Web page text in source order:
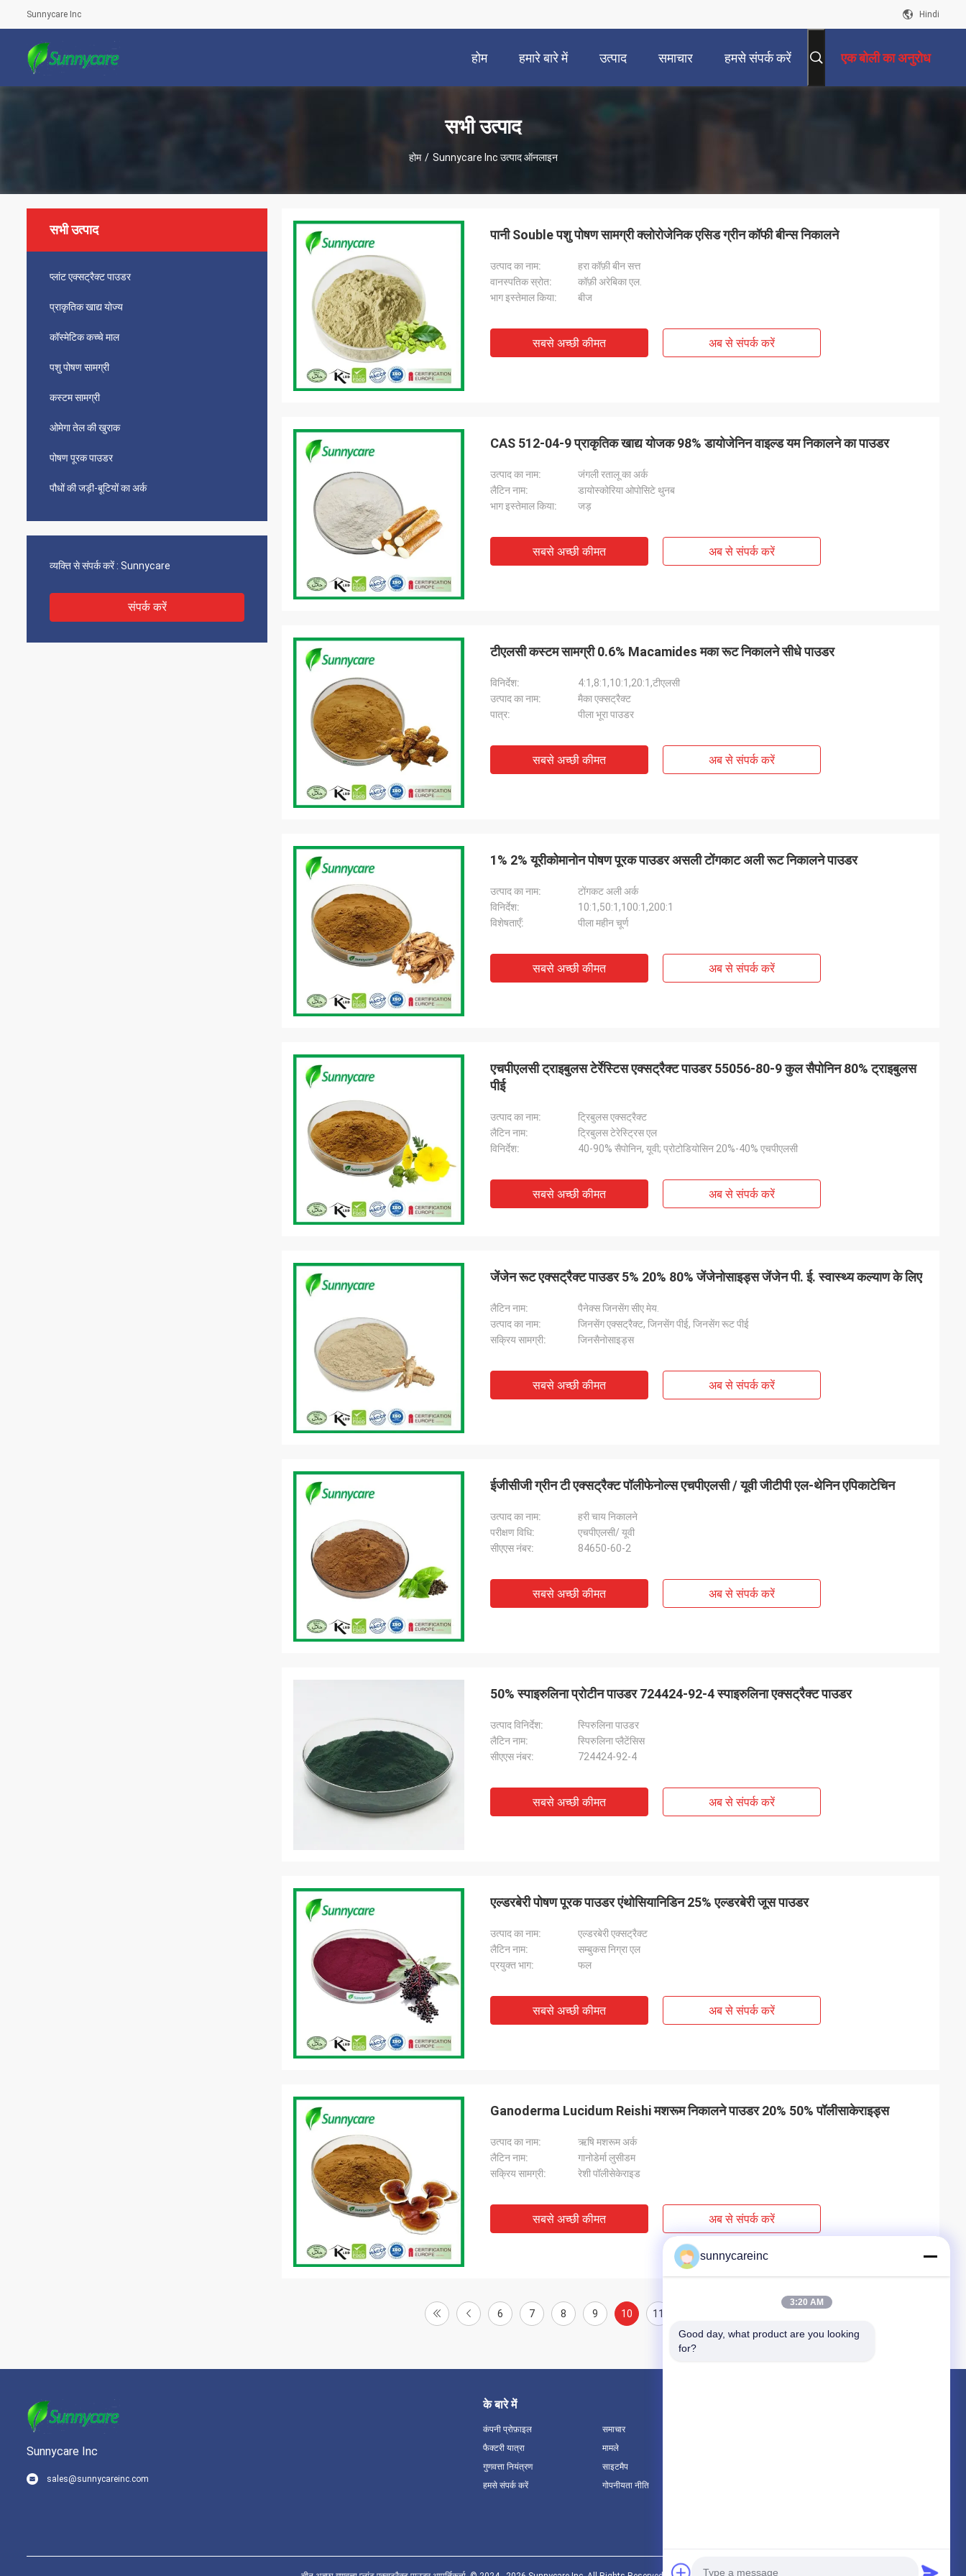
Sunnycare Inc Hindi
होम हमारे बारे में उत्पाद समाचार हमसे संपर्क करें एक बोली का अनुरोध
सभी उत्पाद
होम / Sunnycare Inc उत्पाद ऑनलाइन
सभी उत्पाद
प्लांट एक्सट्रैक्ट पाउडर
प्राकृतिक खाद्य योज्य
कॉस्मेटिक कच्चे माल
पशु पोषण सामग्री
कस्टम सामग्री
ओमेगा तेल की खुराक
पोषण पूरक पाउडर
पौधों की जड़ी-बूटियों का अर्क
व्यक्ति से संपर्क करें : Sunnycare
संपर्क करें
पानी Souble पशु पोषण सामग्री क्लोरोजेनिक एसिड ग्रीन कॉफी बीन्स निकालने
उत्पाद का नाम:
हरा कॉफ़ी बीन सत्त
वानस्पतिक स्रोत:
कॉफ़ी अरेबिका एल.
भाग इस्तेमाल किया:
बीज
सबसे अच्छी कीमत अब से संपर्क करें
CAS 512-04-9 प्राकृतिक खाद्य योजक 98% डायोजेनिन वाइल्ड यम निकालने का पाउडर
उत्पाद का नाम:
जंगली रतालू का अर्क
लैटिन नाम:
डायोस्कोरिया ओपोसिटे थुनब
भाग इस्तेमाल किया:
जड़
सबसे अच्छी कीमत अब से संपर्क करें
टीएलसी कस्टम सामग्री 0.6% Macamides मका रूट निकालने सीधे पाउडर
विनिर्देश:
4:1,8:1,10:1,20:1,टीएलसी
उत्पाद का नाम:
मैका एक्सट्रैक्ट
पात्र:
पीला भूरा पाउडर
सबसे अच्छी कीमत अब से संपर्क करें
1% 2% यूरीकोमानोन पोषण पूरक पाउडर असली टोंगकाट अली रूट निकालने पाउडर
उत्पाद का नाम:
टोंगकट अली अर्क
विनिर्देश:
10:1,50:1,100:1,200:1
विशेषताएँ:
पीला महीन चूर्ण
सबसे अच्छी कीमत अब से संपर्क करें
एचपीएलसी ट्राइबुलस टेर्रेस्टिस एक्सट्रैक्ट पाउडर 55056-80-9 कुल सैपोनिन 80% ट्राइबुलस
पीई
उत्पाद का नाम:
ट्रिबुलस एक्सट्रैक्ट
लैटिन नाम:
ट्रिबुलस टेरेस्ट्रिस एल
विनिर्देश:
40-90% सैपोनिन, यूवी; प्रोटोडियोसिन 20%-40% एचपीएलसी
सबसे अच्छी कीमत अब से संपर्क करें
जेंजेन रूट एक्सट्रैक्ट पाउडर 5% 20% 80% जेंजेनोसाइड्स जेंजेन पी. ई. स्वास्थ्य कल्याण के लिए
लैटिन नाम:
पैनेक्स जिनसेंग सीए मेय.
उत्पाद का नाम:
जिनसेंग एक्सट्रैक्ट, जिनसेंग पीई, जिनसेंग रूट पीई
सक्रिय सामग्री:
जिनसैनोसाइड्स
सबसे अच्छी कीमत अब से संपर्क करें
ईजीसीजी ग्रीन टी एक्सट्रैक्ट पॉलीफेनोल्स एचपीएलसी / यूवी जीटीपी एल-थेनिन एपिकाटेचिन
उत्पाद का नाम:
हरी चाय निकालने
परीक्षण विधि:
एचपीएलसी/ यूवी
सीएएस नंबर:
84650-60-2
सबसे अच्छी कीमत अब से संपर्क करें
50% स्पाइरुलिना प्रोटीन पाउडर 724424-92-4 स्पाइरुलिना एक्सट्रैक्ट पाउडर
उत्पाद विनिर्देश:
स्पिरुलिना पाउडर
लैटिन नाम:
स्पिरुलिना प्लैटेंसिस
सीएएस नंबर:
724424-92-4
सबसे अच्छी कीमत अब से संपर्क करें
एल्डरबेरी पोषण पूरक पाउडर एंथोसियानिडिन 25% एल्डरबेरी जूस पाउडर
उत्पाद का नाम:
एल्डरबेरी एक्सट्रैक्ट
लैटिन नाम:
सम्बुकस निग्रा एल
प्रयुक्त भाग:
फल
सबसे अच्छी कीमत अब से संपर्क करें
Ganoderma Lucidum Reishi मशरूम निकालने पाउडर 20% 50% पॉलीसाकेराइड्स
उत्पाद का नाम:
ऋषि मशरूम अर्क
लैटिन नाम:
गानोडेर्मा लुसीडम
सक्रिय सामग्री:
रेशी पॉलीसेकेराइड
सबसे अच्छी कीमत अब से संपर्क करें
6 7 8 9 10 11
Sunnycare Inc
sales@sunnycareinc.com
के बारे में
कंपनी प्रोफ़ाइल
फैक्टरी यात्रा
गुणवत्ता नियंत्रण
हमसे संपर्क करें
समाचार
मामले
साइटमैप
गोपनीयता नीति
sunnycareinc
3:20 AM
Good day, what product are you looking
for?